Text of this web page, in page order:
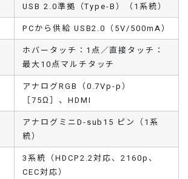
USB 2.0準拠（Type-B）（1系統）
PCから供給 USB2.0（5V/500mA）
ホバータッチ：1点／直接タッチ：
最大10点マルチタッチ
アナログRGB（0.7Vp-p）
［75Ω］、HDMI
アナログミニD-sub15 ピン（1系
統）
3系統（HDCP2.2対応、2160p、
CEC対応）